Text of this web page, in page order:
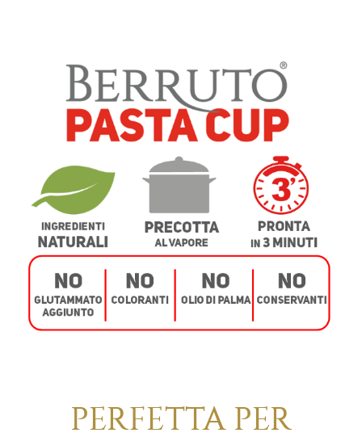
PERFETTA PER